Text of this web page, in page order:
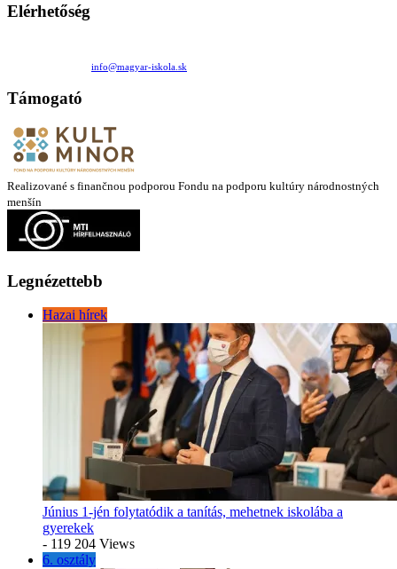
Elérhetőség
info@magyar-iskola.sk
Támogató
Realizované s finančnou podporou Fondu na podporu kultúry národnostných
menšín
Legnézettebb
Hazai hírek
Június 1-jén folytatódik a tanítás, mehetnek iskolába a
gyerekek
- 119 204 Views
6. osztály